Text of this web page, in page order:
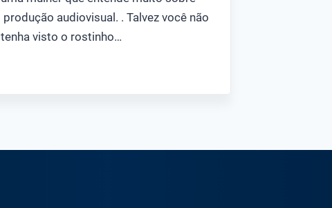
produção audiovisual. . Talvez você não
tenha visto o rostinho…